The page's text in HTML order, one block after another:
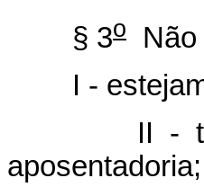
§ 3o
Não
I - estejam
II -
aposentadoria;